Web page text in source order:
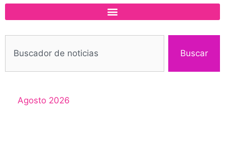
Buscar
Agosto 2026